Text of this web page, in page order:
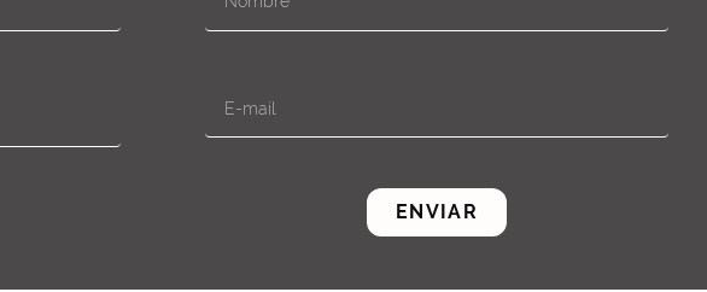
ENVIAR